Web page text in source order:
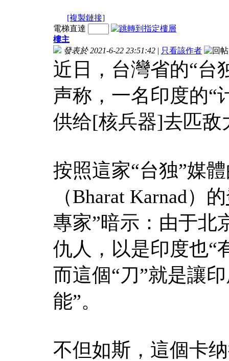
[複製鏈接]
電梯直達
樓主
發表於 2021-6-22 23:51:42 | 只看該作者
近日，台灣省的“台
声称，一名印度的“
供给[核兵器]去匹
按照這家“台独”媒
（Bharat Karnad）的
專家”暗示：由于北
仇人，以是印度也“
而這個“刀”就是讓
能”。
不但如斯，這個卡